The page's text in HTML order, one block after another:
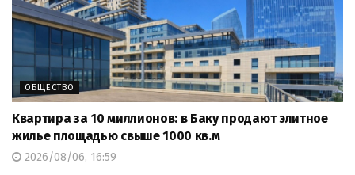
ОБЩЕСТВО
Квартира за 10 миллионов: в Баку продают элитное
жилье площадью свыше 1000 кв.м
2026/08/06, 16:59